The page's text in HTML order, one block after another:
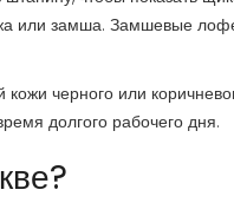
или замша. Замшевые
черного или
долгого рабочего дня.